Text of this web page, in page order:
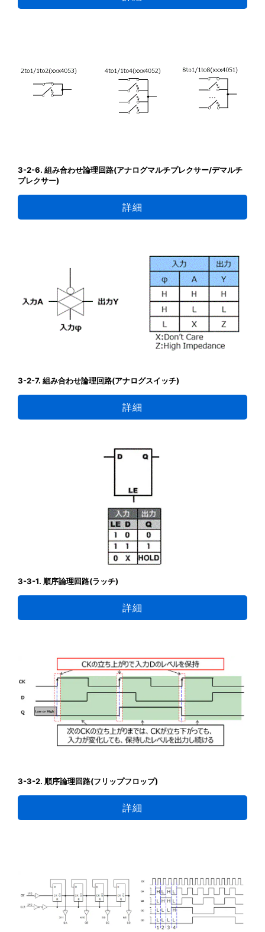
3-2-6. 組み合わせ論理回路(アナログマルチプレクサー/デマルチ
プレクサー)
詳細
3-2-7. 組み合わせ論理回路(アナログスイッチ)
詳細
3-3-1. 順序論理回路(ラッチ)
詳細
3-3-2. 順序論理回路(フリップフロップ)
詳細